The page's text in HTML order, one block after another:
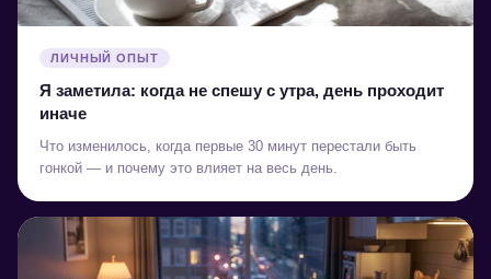
ЛИЧНЫЙ ОПЫТ
Я заметила: когда не спешу с утра, день проходит
иначе
Что изменилось, когда первые 30 минут перестали быть
гонкой — и почему это влияет на весь день.